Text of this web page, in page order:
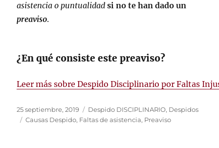
asistencia o puntualidad si no te han dado un
preaviso.
¿En qué consiste este preaviso?
Leer más sobre Despido Disciplinario por Faltas
Publicado
el
25 septiembre, 2019 Categorías
Despido DISCIPLINARIO, Despidos
Etiquetas
Causas Despido, Faltas de asistencia, Preaviso